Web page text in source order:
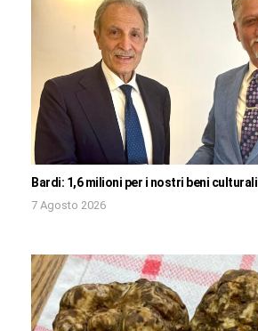
Bardi: 1,6 milioni per i nostri beni culturali
7 Agosto 2026